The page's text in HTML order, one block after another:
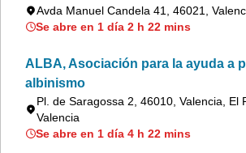
Avda Manuel Candela 41, 46021,
Se abre en 1 día 2 h 22 mins
ALBA, Asociación para la ayuda a
albinismo
Pl. de Saragossa 2, 46010, Valencia, El
Valencia
Se abre en 1 día 4 h 22 mins